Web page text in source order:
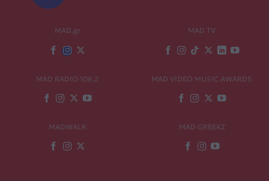
MAD.gr MAD TV
MAD RADIO 106,2 MAD VIDEO MUSIC AWARDS
MADWALK MAD GREEKZ